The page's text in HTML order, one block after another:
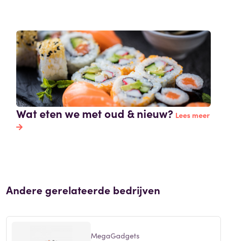
Wat eten we met oud & nieuw? Lees meer
Andere gerelateerde bedrijven
MegaGadgets